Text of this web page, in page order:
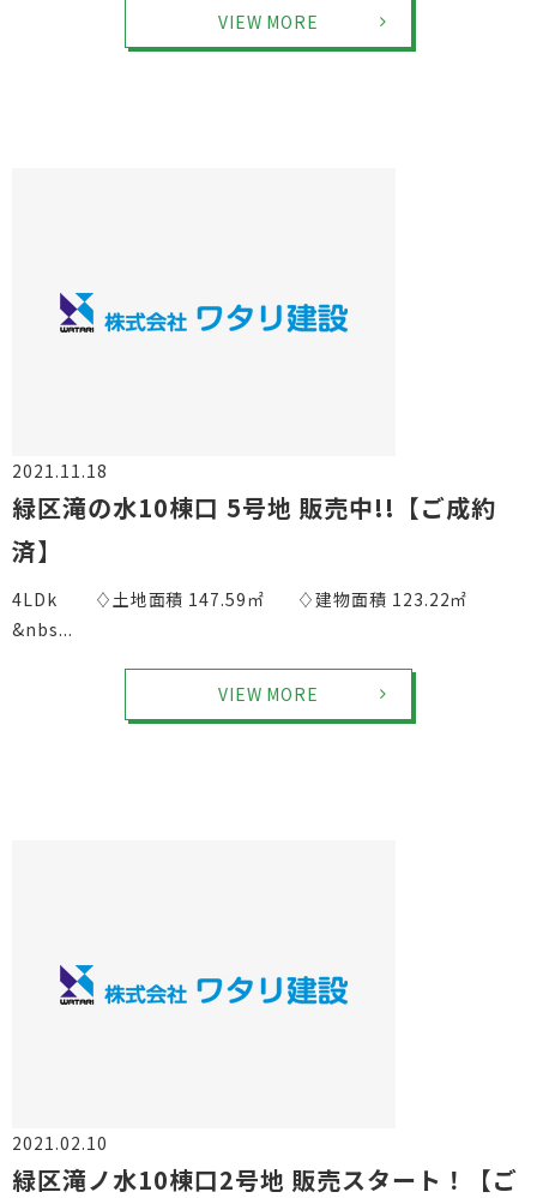
VIEW MORE
2021.11.18
緑区滝の水10棟口 5号地 販売中!!【ご成約
済】
4LDk ♢土地面積 147.59㎡ ♢建物面積 123.22㎡
&nbs...
VIEW MORE
2021.02.10
緑区滝ノ水10棟口2号地 販売スタート！【ご